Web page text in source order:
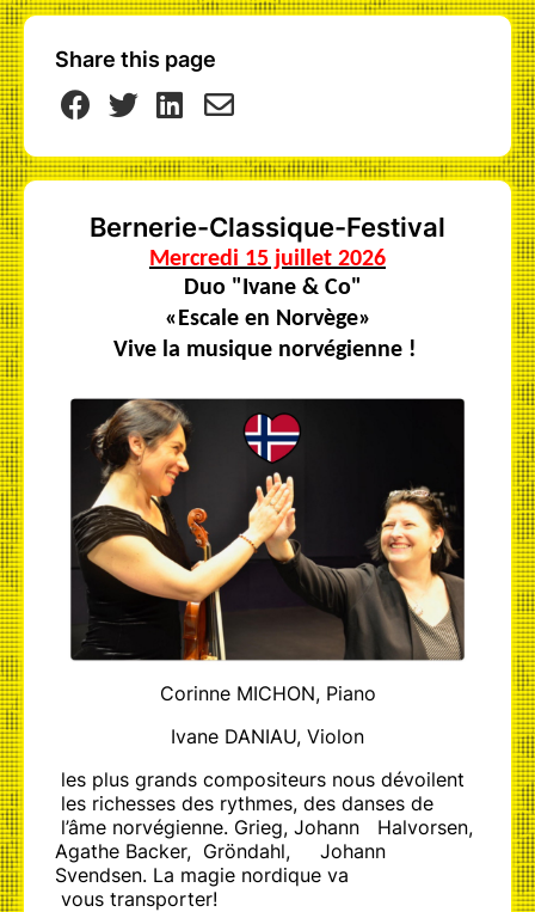
Share this page
Bernerie-Classique-Festival
Mercredi 15 juillet 2026
Duo "Ivane & Co"
«Escale en Norvège»
Vive la musique norvégienne !
Corinne MICHON, Piano
Ivane DANIAU, Violon
les plus grands compositeurs nous dévoilent
les richesses des rythmes, des danses de
l’âme norvégienne. Grieg, Johann Halvorsen,
Agathe Backer, Gröndahl, Johann
Svendsen. La magie nordique va
vous transporter!